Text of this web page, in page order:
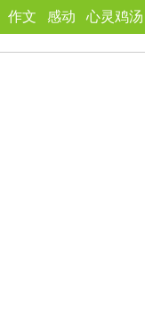
作文 感动 心灵鸡汤